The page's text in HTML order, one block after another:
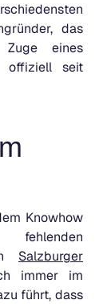
das
eines
offiziell seit
Knowhow
Salzburger
immer im
führt, dass